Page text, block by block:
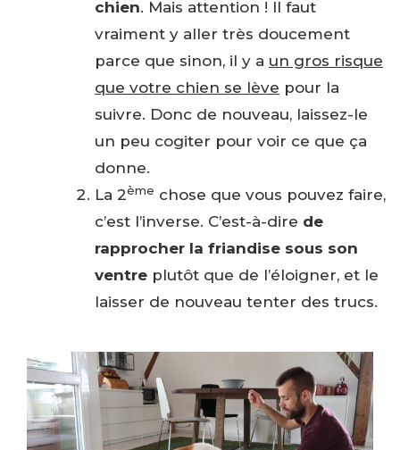
chien. Mais attention ! Il faut
vraiment y aller très doucement
parce que sinon, il y a un gros risque
que votre chien se lève pour la
suivre. Donc de nouveau, laissez-le
un peu cogiter pour voir ce que ça
donne.
La 2ème chose que vous pouvez faire,
c’est l’inverse. C’est-à-dire de
rapprocher la friandise sous son
ventre plutôt que de l’éloigner, et le
laisser de nouveau tenter des trucs.